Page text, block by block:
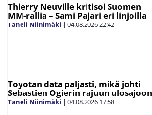
Thierry Neuville kritisoi Suomen
MM-rallia – Sami Pajari eri linjoilla
Taneli Niinimäki | 04.08.202622:42
Toyotan data paljasti, mikä johti
Sebastien Ogierin rajuun ulosajoon
Taneli Niinimäki | 04.08.2026 17:58